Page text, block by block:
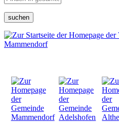
suchen